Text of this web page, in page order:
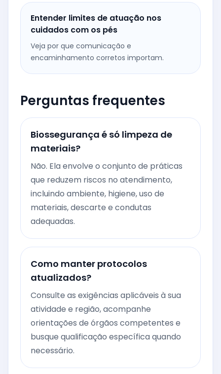
Entender limites de atuação nos
cuidados com os pés
Veja por que comunicação e
encaminhamento corretos importam.
Perguntas frequentes
Biossegurança é só limpeza de
materiais?
Não. Ela envolve o conjunto de práticas
que reduzem riscos no atendimento,
incluindo ambiente, higiene, uso de
materiais, descarte e condutas
adequadas.
Como manter protocolos
atualizados?
Consulte as exigências aplicáveis à sua
atividade e região, acompanhe
orientações de órgãos competentes e
busque qualificação específica quando
necessário.